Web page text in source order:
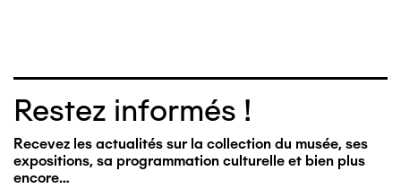
Restez informés !
Recevez les actualités sur la collection du musée, ses
expositions, sa programmation culturelle et bien plus
encore…